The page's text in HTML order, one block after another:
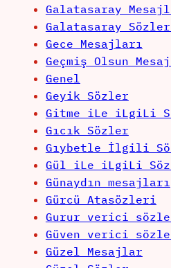
Galatasaray
Galatasaray
Gece Mesajları
Geçmiş Olsun
Genel
Geyik Sözler
Gitme iLe iLgiLi
Gıcık Sözler
Gıybetle İlgili
Gül iLe iLgiLi
Günaydın mesajları
Gürcü Atasözleri
Gurur verici
Güven verici
Güzel Mesajlar